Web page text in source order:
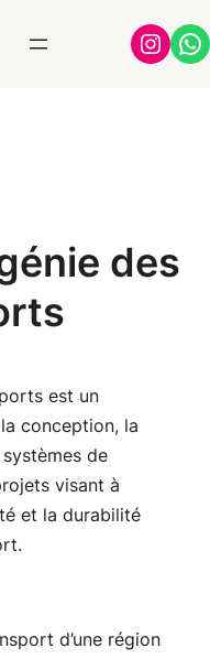
des
est un
conception, la
de
visant à
et la durabilité
d’une région